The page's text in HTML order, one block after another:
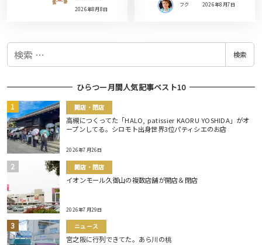
2026年8月8日
フク 2026年8月7日
検
検索
ひらつー月間人気記事ベスト10
開店・閉店
高槻につくってた「HALO, patissier KAORU YOSHIDA」がオ
ープンしてる。シロモト出身世界3位パティシエのお店
2026年7月26日
開店・閉店
イオンモール久御山の複数店舗が開店＆閉店
2026年7月29日
ニュース
宮之阪に行列できてた。あら川の桃